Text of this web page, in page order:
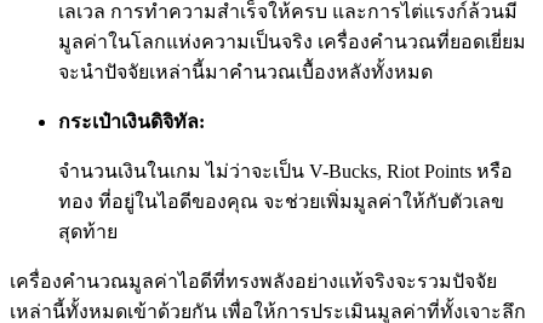
เลเวล การทำความสำเร็จให้ครบ และการไต่แรงก์ล้วนมี
มูลค่าในโลกแห่งความเป็นจริง เครื่องคำนวณที่ยอดเยี่ยม
จะนำปัจจัยเหล่านี้มาคำนวณเบื้องหลังทั้งหมด
กระเป๋าเงินดิจิทัล:
จำนวนเงินในเกม ไม่ว่าจะเป็น V-Bucks, Riot Points หรือ
ทอง ที่อยู่ในไอดีของคุณ จะช่วยเพิ่มมูลค่าให้กับตัวเลข
สุดท้าย
เครื่องคำนวณมูลค่าไอดีที่ทรงพลังอย่างแท้จริงจะรวมปัจจัย
เหล่านี้ทั้งหมดเข้าด้วยกัน เพื่อให้การประเมินมูลค่าที่ทั้งเจาะลึก